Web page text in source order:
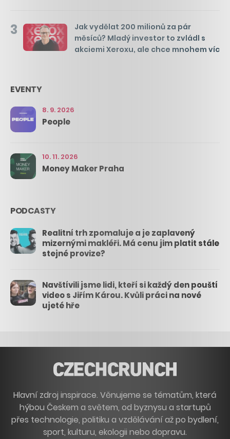
3
Jak vydělat 200 milionů za pár
měsíců? Mladý investor to zvládl s
akciemi Xeroxu, ale chce mnohem víc
EVENTY
8. 9. 2026
People
10. 11. 2026
Money Maker Praha
PODCASTY
Realitní trh zpomaluje a je zaplavený
mizernými makléři. Má cenu jim platit stále
stejné provize?
Navštívili jsme lidi, kteří si každý den pouští
video s Jiřím Károu. Kvůli práci na nové
ujeté hře
Hlavní zdroj inspirace. Věnujeme se tématům, která
hýbou Českem a světem, od byznysu a startupů
přes technologie, politiku a vzdělávání až po bydlení,
sport, kulturu, ekologii nebo dopravu.